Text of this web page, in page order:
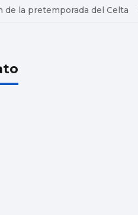
de la pretemporada del Celta